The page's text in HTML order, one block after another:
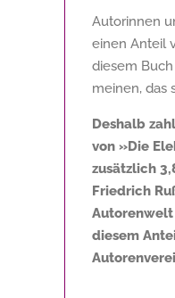
Autorinnen
einen Anteil
diesem
meinen, das
Deshalb
von »Die
zusätzlich
Friedrich
diesem